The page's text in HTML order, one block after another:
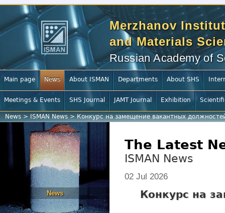
Merzhanov
and Materials
Russian Academy of
Main page News About ISMAN Departments About SHS
Meetings & Events SHS Journal JAMT Journal Exhibition
News >ISMAN News>Конкурс на замещение вакантных
News
The Latest
ISMAN News
02 Jul 2026
Конкурс на